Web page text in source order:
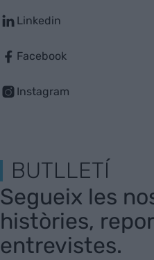
Linkedin
Facebook
Instagram
BUTLLETÍ
Segueix les
històries,
entrevistes.